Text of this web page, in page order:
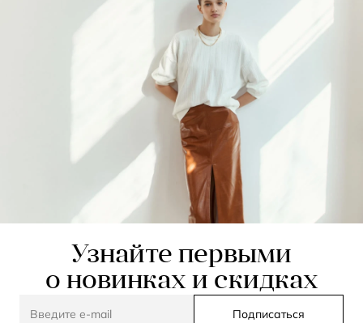
Узнайте первыми
о новинках и скидках
Подписаться